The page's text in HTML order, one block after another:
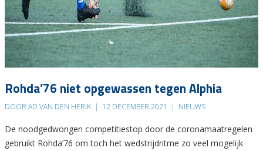
Rohda’76 niet opgewassen tegen Alphia
DOOR AD VAN DEN HERIK | 12 DECEMBER 2021 | NIEUWS
De noodgedwongen competitiestop door de coronamaatregelen
gebruikt Rohda’76 om toch het wedstrijdritme zo veel mogelijk